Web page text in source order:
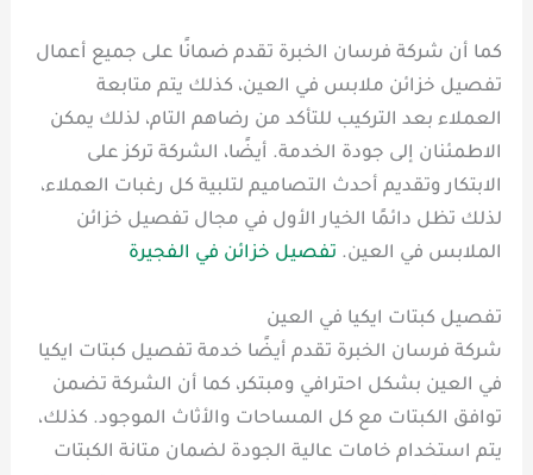
كما أن شركة فرسان الخبرة تقدم ضمانًا على جميع أعمال
تفصيل خزائن ملابس في العين، كذلك يتم متابعة
العملاء بعد التركيب للتأكد من رضاهم التام، لذلك يمكن
الاطمئنان إلى جودة الخدمة. أيضًا، الشركة تركز على
الابتكار وتقديم أحدث التصاميم لتلبية كل رغبات العملاء،
لذلك تظل دائمًا الخيار الأول في مجال تفصيل خزائن
الملابس في العين. تفصيل خزائن في الفجيرة
تفصيل كبتات ايكيا في العين
شركة فرسان الخبرة تقدم أيضًا خدمة تفصيل كبتات ايكيا
في العين بشكل احترافي ومبتكر، كما أن الشركة تضمن
توافق الكبتات مع كل المساحات والأثاث الموجود. كذلك،
يتم استخدام خامات عالية الجودة لضمان متانة الكبتات